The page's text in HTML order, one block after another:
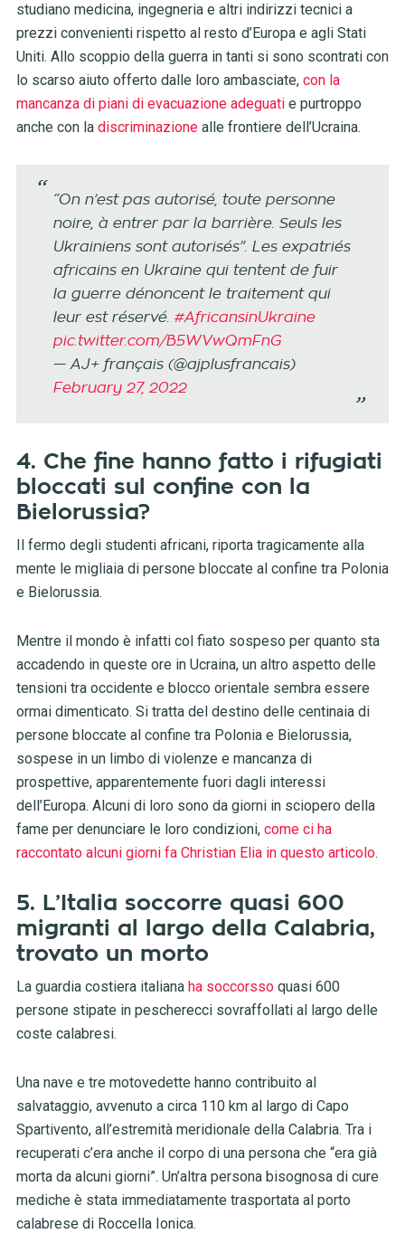
studiano medicina, ingegneria e altri indirizzi tecnici a
prezzi convenienti rispetto al resto d’Europa e agli Stati
Uniti. Allo scoppio della guerra in tanti si sono scontrati con
lo scarso aiuto offerto dalle loro ambasciate, con la
mancanza di piani di evacuazione adeguatie purtroppo
anche con la discriminazionealle frontiere dell’Ucraina.
“On n’est pas autorisé, toute personne
noire, à entrer par la barrière. Seuls les
Ukrainiens sont autorisés”. Les expatriés
africains en Ukraine qui tentent de fuir
la guerre dénoncent le traitement qui
leur est réservé. #AfricansinUkraine
pic.twitter.com/B5WVwQmFnG
— AJ+ français (@ajplusfrancais)
February 27, 2022
4. Che fine hanno fatto i rifugiati
bloccati sul confine con la
Bielorussia?
Il fermo degli studenti africani, riporta tragicamente alla
mente le migliaia di persone bloccate al confine tra Polonia
e Bielorussia.
Mentre il mondo è infatti col fiato sospeso per quanto sta
accadendo in queste ore in Ucraina, un altro aspetto delle
tensioni tra occidente e blocco orientale sembra essere
ormai dimenticato. Si tratta del destino delle centinaia di
persone bloccate al confine tra Polonia e Bielorussia,
sospese in un limbo di violenze e mancanza di
prospettive, apparentemente fuori dagli interessi
dell’Europa. Alcuni di loro sono da giorni in sciopero della
fame per denunciare le loro condizioni, come ci ha
raccontato alcuni giorni fa Christian Elia in questo articolo.
5. L’Italia soccorre quasi 600
migranti al largo della Calabria,
trovato un morto
La guardia costiera italiana ha soccorsso quasi 600
persone stipate in pescherecci sovraffollati al largo delle
coste calabresi.
Una nave e tre motovedette hanno contribuito al
salvataggio, avvenuto a circa 110 km al largo di Capo
Spartivento, all’estremità meridionale della Calabria. Tra i
recuperati c’era anche il corpo di una persona che “era già
morta da alcuni giorni”. Un’altra persona bisognosa di cure
mediche è stata immediatamente trasportata al porto
calabrese di Roccella Ionica.